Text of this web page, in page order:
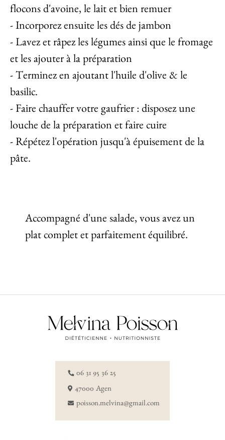
flocons d'avoine, le lait et bien remuer
- Incorporez ensuite les dés de jambon
- Lavez et râpez les légumes ainsi que le fromage
et les ajouter à la préparation
- Terminez en ajoutant l'huile d'olive & le
basilic.
- Faire chauffer votre gaufrier : disposez une
louche de la préparation et faire cuire
- Répétez l'opération jusqu'à épuisement de la
pâte.
Accompagné d'une salade, vous avez un
plat complet et parfaitement équilibré.
06 31 95 36 25
47000 Agen
poisson.melvina@gmail.com